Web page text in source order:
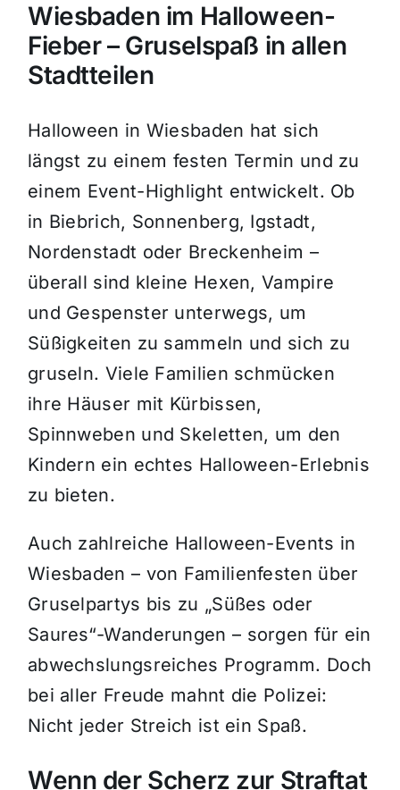
Wiesbaden im Halloween-
Fieber – Gruselspaß in allen
Stadtteilen
Halloween in Wiesbaden hat sich
längst zu einem festen Termin und zu
einem Event-Highlight entwickelt. Ob
in Biebrich, Sonnenberg, Igstadt,
Nordenstadt oder Breckenheim –
überall sind kleine Hexen, Vampire
und Gespenster unterwegs, um
Süßigkeiten zu sammeln und sich zu
gruseln. Viele Familien schmücken
ihre Häuser mit Kürbissen,
Spinnweben und Skeletten, um den
Kindern ein echtes Halloween-Erlebnis
zu bieten.
Auch zahlreiche Halloween-Events in
Wiesbaden – von Familienfesten über
Gruselpartys bis zu „Süßes oder
Saures“-Wanderungen – sorgen für ein
abwechslungsreiches Programm. Doch
bei aller Freude mahnt die Polizei:
Nicht jeder Streich ist ein Spaß.
Wenn der Scherz zur Straftat